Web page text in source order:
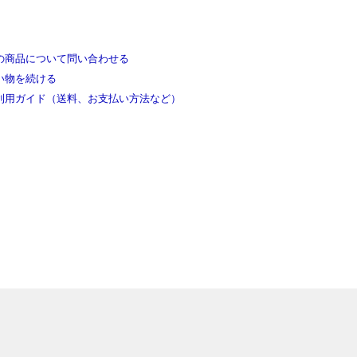
商品について問い合わせる
物を続ける
用ガイド（送料、お支払い方法など）